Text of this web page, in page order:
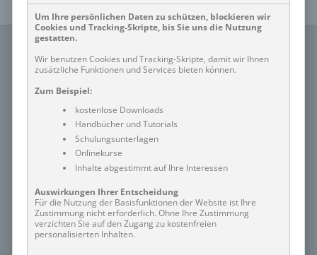
Partner
Datenschutz
Impressum
Datenschutz-Einstellungen bearbeiten
Um Ihre persönlichen Daten zu schützen, blockieren wir
Cookies und Tracking-Skripte, bis Sie uns die Nutzung
gestatten.
Wir benutzen Cookies und Tracking-Skripte, damit wir Ihnen
zusätzliche Funktionen und Services bieten können.
Zum Beispiel:
kostenlose Downloads
Handbücher und Tutorials
Schulungsunterlagen
Onlinekurse
Inhalte abgestimmt auf Ihre Interessen
Auswirkungen Ihrer Entscheidung
Für die Nutzung der Basisfunktionen der Website ist Ihre
Zustimmung nicht erforderlich. Ohne Ihre Zustimmung
verzichten Sie auf den Zugang zu kostenfreien
personalisierten Inhalten.